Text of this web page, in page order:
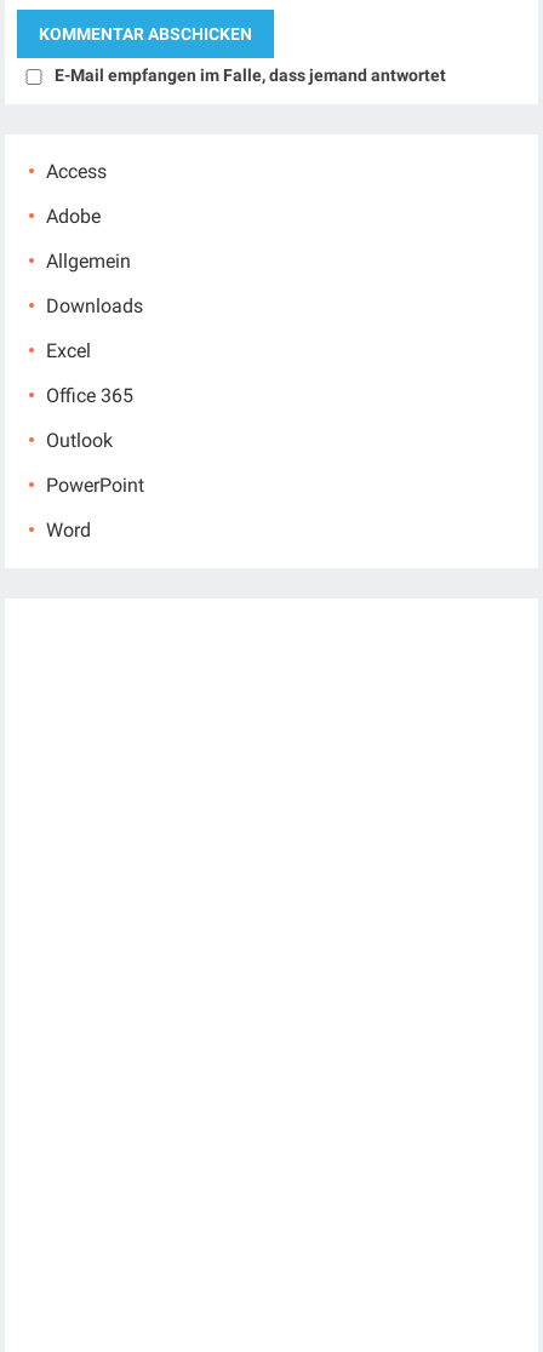
E-Mail empfangen im Falle, dass jemand antwortet
Access
Adobe
Allgemein
Downloads
Excel
Office 365
Outlook
PowerPoint
Word